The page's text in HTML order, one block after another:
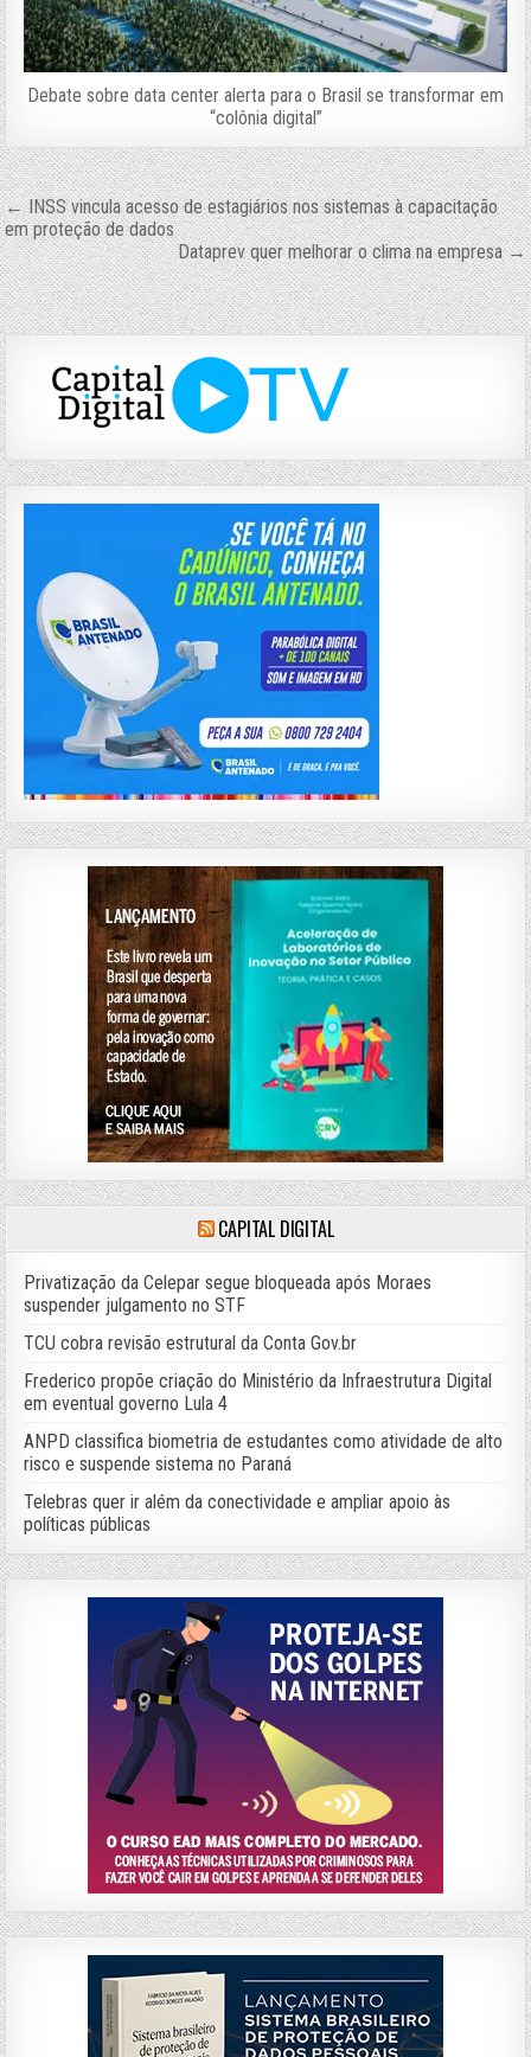
Debate sobre data center alerta para o Brasil se transformar em
“colônia digital”
Navegação
de
Post
← INSS vincula acesso de estagiários nos sistemas à capacitação
em proteção de dados
Dataprev quer melhorar o clima na empresa →
CAPITAL DIGITAL
Privatização da Celepar segue bloqueada após Moraes
suspender julgamento no STF
TCU cobra revisão estrutural da Conta Gov.br
Frederico propõe criação do Ministério da Infraestrutura Digital
em eventual governo Lula 4
ANPD classifica biometria de estudantes como atividade de alto
risco e suspende sistema no Paraná
Telebras quer ir além da conectividade e ampliar apoio às
políticas públicas